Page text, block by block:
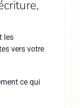
les
vers votre
ce qui